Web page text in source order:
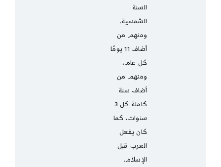
السنة
الشمسية.
ومنهم من
أضاف 11 يومًا
كل عام،
ومنهم من
أضاف سنة
كاملة كل 3
سنوات، كما
كان يفعل
العرب قبل
الإسلام.